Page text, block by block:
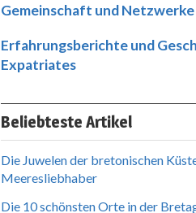
Gemeinschaft und Netzwerke
Erfahrungsberichte und
Expatriates
Beliebteste Artikel
Die Juwelen der bretonischen
Meeresliebhaber
Die 10 schönsten Orte in der